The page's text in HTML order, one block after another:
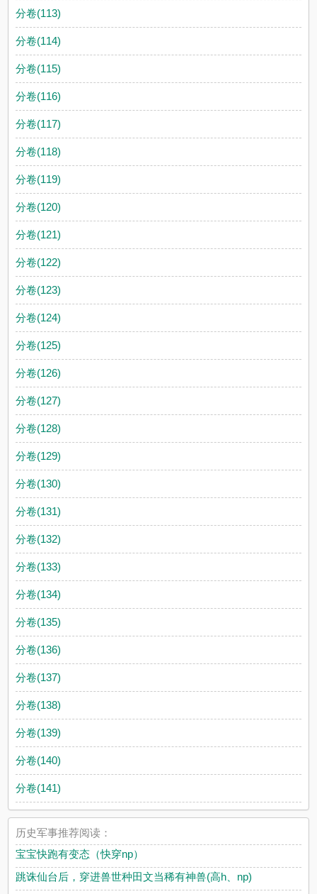
分卷(113)
分卷(114)
分卷(115)
分卷(116)
分卷(117)
分卷(118)
分卷(119)
分卷(120)
分卷(121)
分卷(122)
分卷(123)
分卷(124)
分卷(125)
分卷(126)
分卷(127)
分卷(128)
分卷(129)
分卷(130)
分卷(131)
分卷(132)
分卷(133)
分卷(134)
分卷(135)
分卷(136)
分卷(137)
分卷(138)
分卷(139)
分卷(140)
分卷(141)
历史军事推荐阅读：
宝宝快跑有变态（快穿np）
跳诛仙台后，穿进兽世种田文当稀有神兽(高h、np)